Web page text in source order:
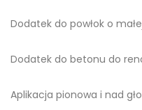
Dodatek do powłok o
Dodatek do betonu do
Aplikacja pionowa i nad